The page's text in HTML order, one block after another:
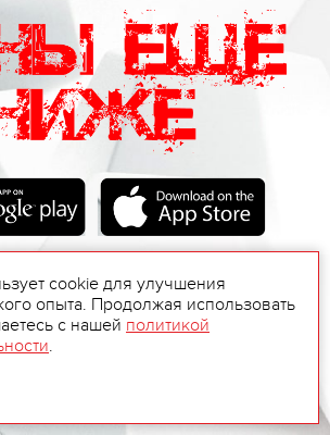
cookie для улучшения
опыта. Продолжая использовать
с нашей политикой
.